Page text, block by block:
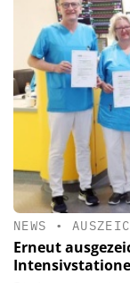
NEWS •
Erneut